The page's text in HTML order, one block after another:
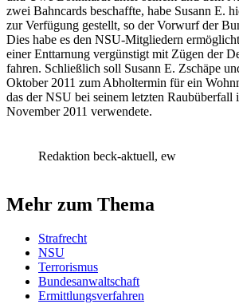
zwei Bahncards beschaffte, habe Susann E.
zur Verfügung gestellt, so der Vorwurf der
Dies habe es den NSU-Mitgliedern
einer Enttarnung vergünstigt mit Zügen der
fahren. Schließlich soll Susann E. Zschäpe
Oktober 2011 zum Abholtermin für ein
das der NSU bei seinem letzten Raubüberfall
November 2011 verwendete.
Redaktion beck-aktuell, ew
Mehr zum Thema
Strafrecht
NSU
Terrorismus
Bundesanwaltschaft
Ermittlungsverfahren